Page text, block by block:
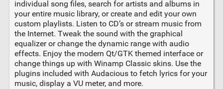
individual song files, search for artists and albums in
your entire music library, or create and edit your own
custom playlists. Listen to CD’s or stream music from
the Internet. Tweak the sound with the graphical
equalizer or change the dynamic range with audio
effects. Enjoy the modern Qt/GTK themed interface or
change things up with Winamp Classic skins. Use the
plugins included with Audacious to fetch lyrics for your
music, display a VU meter, and more.